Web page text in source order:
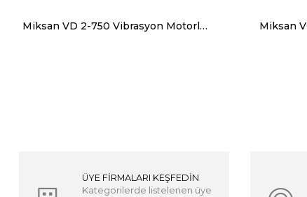
Miksan VD 2-750 Vibrasyon Motorları Trifaze (380V) 3000 Devir 762 Kg, 7475 N
ÜYE FİRMALARI KEŞFEDİN
Kategorilerde listelenen üye